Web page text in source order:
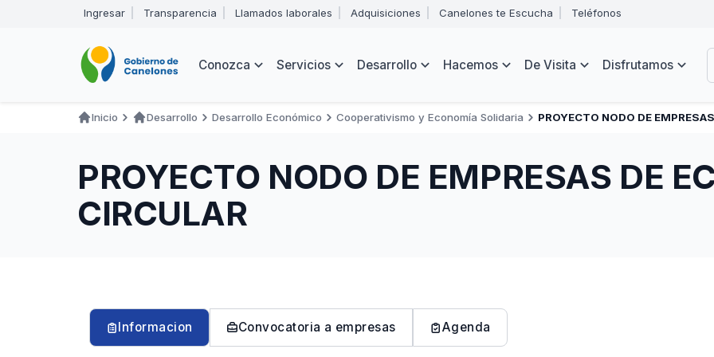
de
Abrir
menú
navegación
Ingresar Transparencia Llamados laborales Adquisiciones Canelones te Escucha Teléfonos
Navegación
Conozca Servicios Desarrollo Hacemos De Visita Disfrutamos
navegación
Inicio Desarrollo Desarrollo Económico Cooperativismo y Economía Solidaria PROYECTO NODO DE
PROYECTO NODO DE EMPRESAS DE
CIRCULAR
Informacion Convocatoria a empresas Agenda